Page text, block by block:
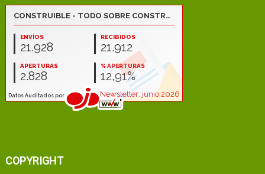
COPYRIGHT